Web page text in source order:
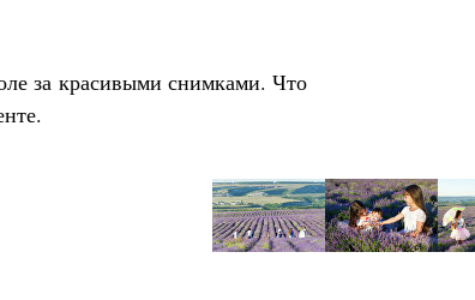
за красивыми снимками. Что